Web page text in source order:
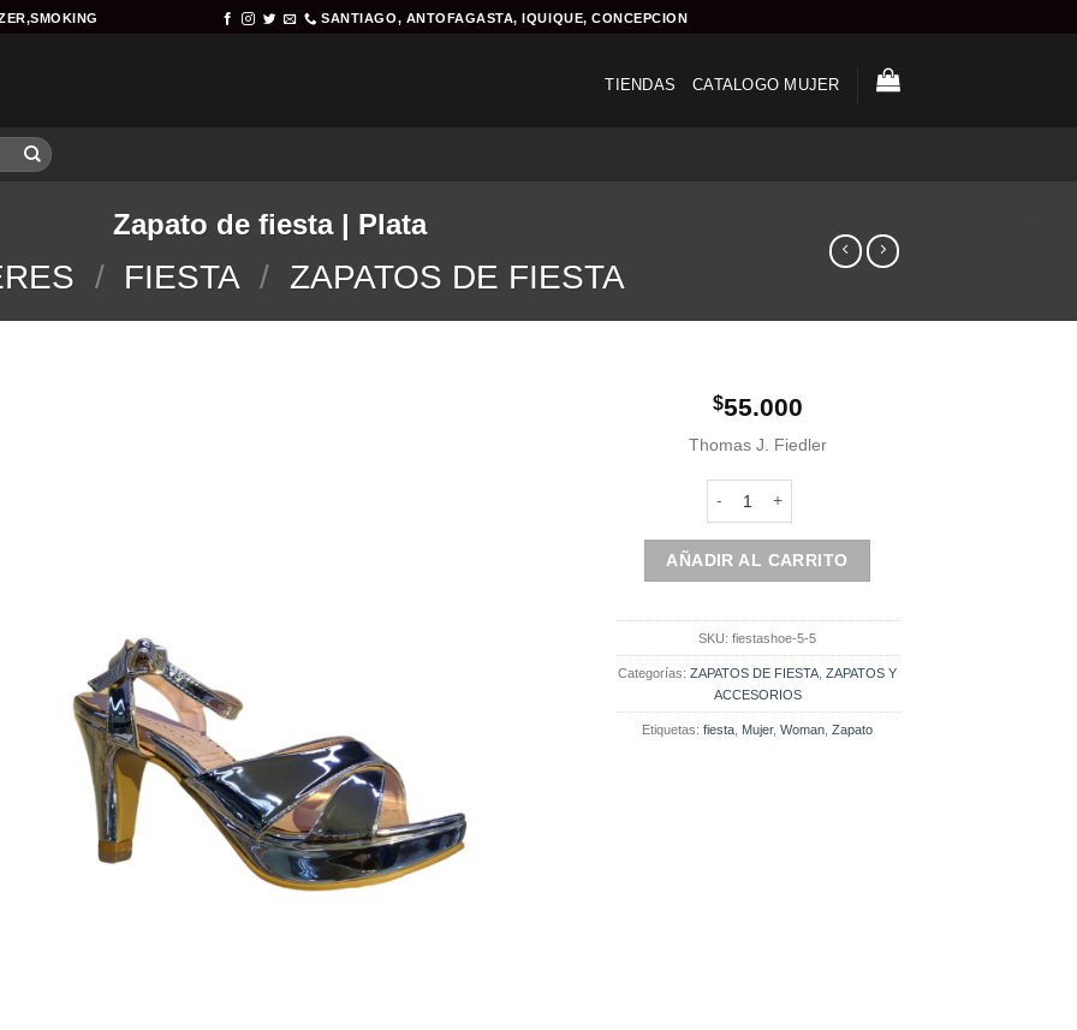
SANTIAGO, ANTOFAGASTA, IQUIQUE, CONCEPCION
TIENDAS CATALOGO MUJER
Zapato de fiesta | Plata
/ FIESTA / ZAPATOS DE FIESTA
$55.000
Thomas J. Fiedler
AÑADIR AL CARRITO
SKU:fiestashoe-5-5
Categorías:ZAPATOS DE FIESTA ,ZAPATOS Y
ACCESORIOS
Etiquetas:fiesta Mujer,Woman ,Zapato